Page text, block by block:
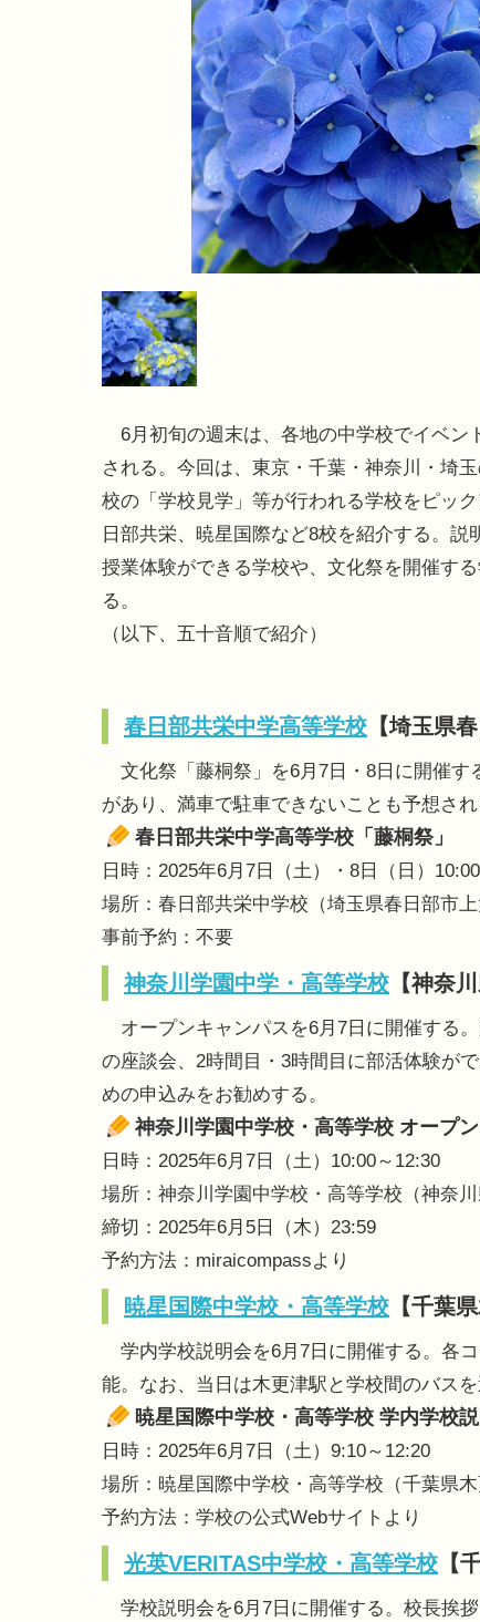
6月初旬の週末は、各地の中学校でイベン
される。今回は、東京・千葉・神奈川・埼
校の「学校見学」等が行われる学校をピッ
日部共栄、暁星国際など8校を紹介する。説
授業体験ができる学校や、文化祭を開催す
る。
（以下、五十音順で紹介）
春日部共栄中学高等学校 【埼玉県
文化祭「藤桐祭」を6月7日・8日に開催す
があり、満車で駐車できないことも予想さ
春日部共栄中学高等学校「藤桐祭」
日時：2025年6月7日（土）・8日（日）
場所：春日部共栄中学校（埼玉県春日部市上
事前予約：不要
神奈川学園中学・高等学校 【神奈
オープンキャンパスを6月7日に開催する
の座談会、2時間目・3時間目に部活体験が
めの申込みをお勧めする。
神奈川学園中学校・高等学校 オープ
日時：2025年6月7日（土）10:00～12:30
場所：神奈川学園中学校・高等学校（神奈川
締切：2025年6月5日（木）23:59
予約方法：miraicompassより
暁星国際中学校・高等学校 【千葉
学内学校説明会を6月7日に開催する。各
能。なお、当日は木更津駅と学校間のバス
暁星国際中学校・高等学校 学内学校
日時：2025年6月7日（土）9:10～12:20
場所：暁星国際中学校・高等学校（千葉県木
予約方法：学校の公式Webサイトより
光英VERITAS中学校・高等学校 【
学校説明会を6月7日に開催する。校長挨